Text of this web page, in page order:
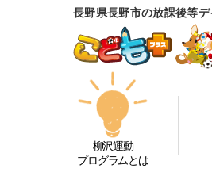
長野県長野市の放課後等
柳沢運動
プログラムとは